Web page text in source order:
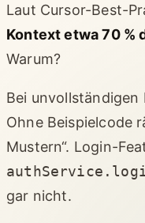
Laut Cursor-Best-
Kontext etwa 70 %
Warum?
Bei unvollständigen
Ohne Beispielcode
Mustern“. Login-
gar nicht.